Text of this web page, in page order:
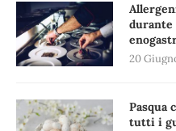
durante
20
Pasqua
tutti i